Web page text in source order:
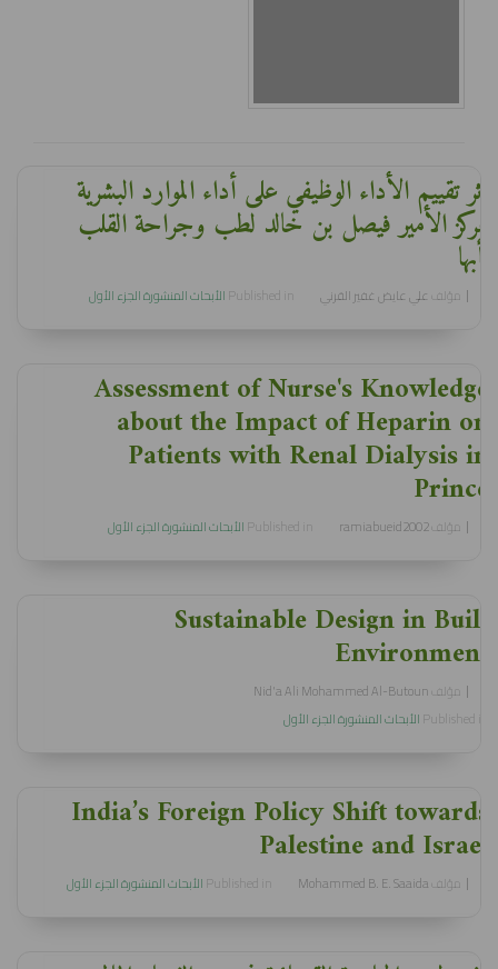
ﺃﺛﺮ ﺗﻘﻴﻴﻢ ﺍﻷﺩﺍﺀ ﺍﻟﻮﻇﻴﻔﻲ ﻋﻠﻰ ﺃﺩﺍﺀ الموارد ﺍﻟﺒﺸﺮﻳﺔ
بمركز ﺍﻷمير ﻓﻴﺼﻞ ﺑﻦ ﺧﺎﻟﺪ ﻟﻄﺐ ﻭﺟﺮﺍﺣﺔ ﺍﻟﻘﻠﺐ
ﺑﺄبها
مؤلف ﻋﻠﻲ ﻋﺎﻳﺾ غفير القرني Published in الأبحاث المنشورة الجزء الأول
Assessment of Nurse's Knowledge
about the Impact of Heparin on
Patients with Renal Dialysis in
Prince
مؤلفramiabueid2002
Published in الأبحاث المنشورة الجزء الأول
Sustainable Design in Built
Environment
مؤلف Nid'a Ali Mohammed Al-Butoun
Published in الأبحاث المنشورة الجزء الأول
India’s Foreign Policy Shift towards
Palestine and Israel
مؤلف Mohammed B. E. Saaida
Published in الأبحاث المنشورة الجزء الأول